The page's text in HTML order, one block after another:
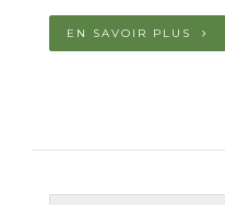
EN SAVOIR PLUS